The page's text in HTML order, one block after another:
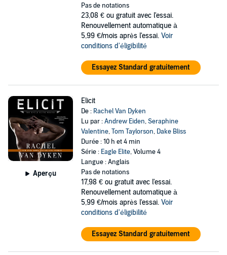
Pas de notations
23,08 € ou gratuit avec l'essai.
Renouvellement automatique à
5,99 €/mois après l'essai. Voir
conditions d'éligibilité
Essayez Standard gratuitement
Aperçu
Elicit
De : Rachel Van Dyken
Lu par :Andrew Eiden,Seraphine
Valentine,Tom Taylorson, Dake Bliss
Durée : 10 h et 4 min
Série : Eagle Elite, Volume 4
Langue : Anglais
Pas de notations
17,98 € ou gratuit avec l'essai.
Renouvellement automatique à
5,99 €/mois après l'essai. Voir
conditions d'éligibilité
Essayez Standard gratuitement